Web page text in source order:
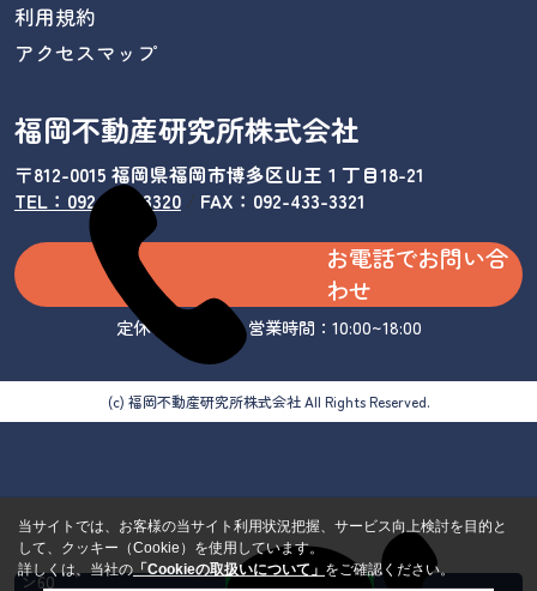
利用規約
アクセスマップ
福岡不動産研究所株式会社
〒812-0015 福岡県福岡市博多区山王１丁目18-21
TEL：092-433-3320/ FAX：092-433-3321
お電話でお問い合
わせ
定休日：水曜日 営業時間：10:00~18:00
(c) 福岡不動産研究所株式会社 All Rights Reserved.
カンタ
ン60
当サイトでは、お客様の当サイト利用状況把握、サービス向上検討を目的と
して、クッキー（Cookie）を使用しています。
詳しくは、当社の「Cookieの取扱いについて」 をご確認ください。